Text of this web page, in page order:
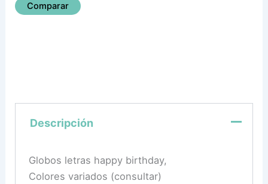
Comparar
Descripción
Globos letras happy birthday,
Colores variados (consultar)